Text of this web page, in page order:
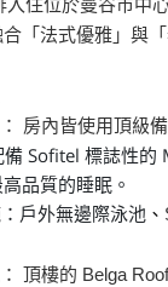
「法式優雅」與
房內皆使用頂級
備 Sofitel 標誌性的
品質的睡眠。
戶外無邊際泳池 、
頂樓的 Belga